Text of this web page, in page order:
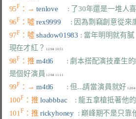
95F ：→ tenlove : 了30年還是一堆人
96F ：噓 rex9999 : 因為剽竊創意從來
97F ：噓 shadow01983 : 當年明明就有
現在才紅？
98F ：推 m4tl6 : 劇本搭配演技產生
是個好演員
99F ：→ m4tl6 : 但...請當演員就好
100F ：推 loabbbac : 龍五拿槍抵著他
101 F ：推 rickyhoney : 巔峰期不是只靠